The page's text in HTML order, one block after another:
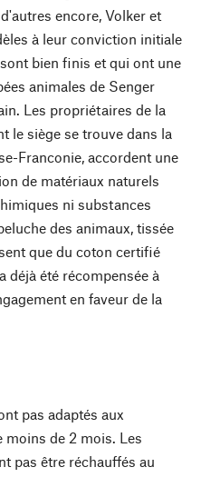
encore, Volker et
à leur conviction initiale
bien finis et qui ont une
animales de Senger
Les propriétaires de la
le siège se trouve dans la
Franconie, accordent une
de matériaux naturels
ni substances
des animaux, tissée
que du coton certifié
déjà été récompensée à
en faveur de la
pas adaptés aux
moins de 2 mois. Les
pas être réchauffés au